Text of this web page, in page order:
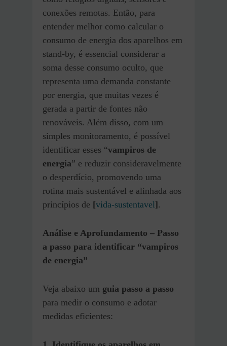
conexões remotas. Então, para
entender melhor como calcular o
consumo de energia dos aparelhos em
stand-by, é essencial considerar a
soma desse consumo oculto, que
representa uma demanda constante
por energia, que muitas vezes é
gerada a partir de fontes não
renováveis. Além disso, com um
simples monitoramento, é possível
identificar esses “vampiros de
energia” e reduzir consideravelmente
o desperdício, promovendo uma
rotina mais sustentável e alinhada aos
princípios de [vida-sustentavel].
Análise e Aprofundamento – Passo
a passo para identificar “vampiros
de energia”
Veja abaixo um guia passo a passo
para medir o consumo e adotar
medidas eficientes: